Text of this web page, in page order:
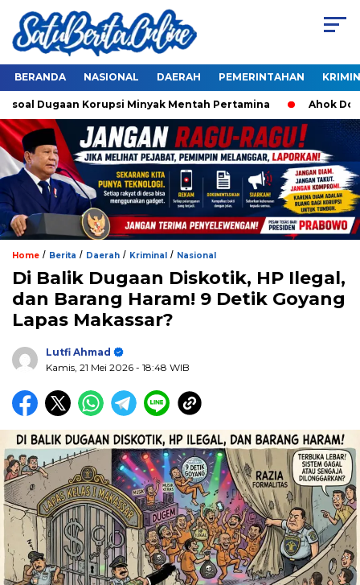
BERANDA NASIONAL DAERAH PEMERINTAHAN
Dugaan Korupsi Minyak Mentah Pertamina Ahok
Home / Berita / Daerah / Kriminal / Nasional
Di Balik Dugaan Diskotik, HP Ilegal,
dan Barang Haram! 9 Detik Goyang
Lapas Makassar?
Lutfi Ahmad
Kamis, 21 Mei 2026 - 18:48 WIB